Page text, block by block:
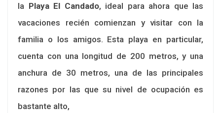
la Playa El Candado, ideal para ahora que las
vacaciones recién comienzan y visitar con la
familia o los amigos. Esta playa en particular,
cuenta con una longitud de 200 metros, y una
anchura de 30 metros, una de las principales
razones por las que su nivel de ocupación es
bastante alto,